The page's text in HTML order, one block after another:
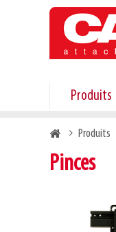
Produits
BreadcrumbProduits
Pinces